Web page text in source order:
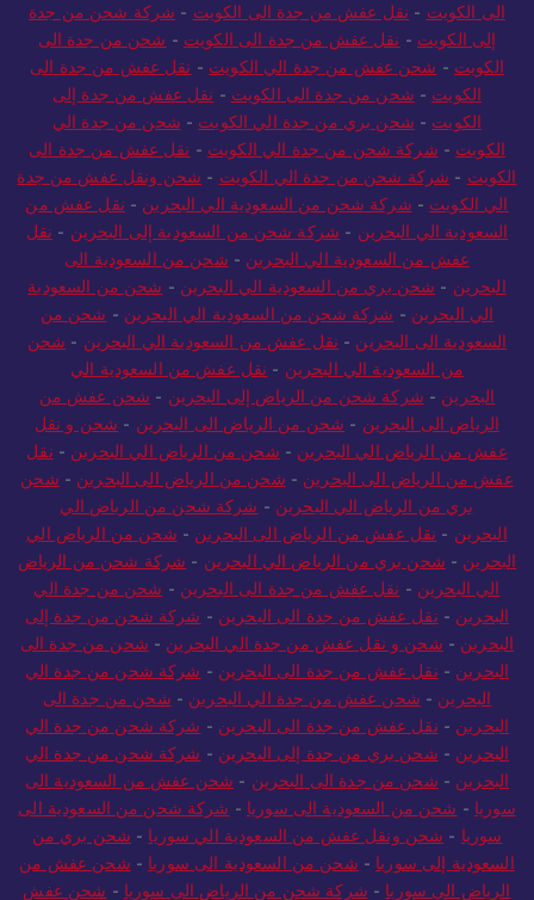
إلى الكويت-نقل عفش من جدة الى الكويت-شحن من جدة الى
الكويت-شحن عفش من جدة الي الكويت-نقل عفش من جدة الى
الكويت-شحن من جدة الى الكويت-نقل عفش من جدة إلى
الكويت-شحن بري من جدة الي الكويت-شحن من جدة الي
الكويت-شركة شحن من جدة الي الكويت-نقل عفش من جدة الى
الكويت- شركة شحن من جدة الي الكويت- شحن ونقل عفش من جدة
الي الكويت-شركة شحن من السعودية الي البحرين-نقل عفش من
السعودية الي البحرين-شركة شحن من السعودية إلى البحرين-نقل
عفش من السعودية الي البحرين-شحن من السعودية الى
البحرين-شحن بري من السعودية الي البحرين-شحن من السعودية
الي البحرين-شركة شحن من السعودية الي البحرين-شحن من
السعودية الى البحرين-نقل عفش من السعودية الي البحرين-شحن
من السعودية الي البحرين-نقل عفش من السعودية الي
البحرين-شركة شحن من الرياض إلى البحرين-شحن عفش من
الرياض الى البحرين-شحن من الرياض الى البحرين-شحن و نقل
عفش من الرياض الي البحرين-شحن من الرياض الي البحرين-نقل
عفش من الرياض الى البحرين- شحن من الرياض الى البحرين- شحن
بري من الرياض الي البحرين-شركة شحن من الرياض الي
البحرين-نقل عفش من الرياض الى البحرين-شحن من الرياض الي
البحرين-شحن بري من الرياض الي البحرين-شركة شحن من الرياض
الي البحرين-نقل عفش من جدة الى البحرين-شحن من جدة الي
البحرين-نقل عفش من جدة الى البحرين-شركة شحن من جدة إلى
البحرين- شحن و نقل عفش من جدة الي البحرين-شحن من جدة الى
البحرين -نقل عفش من جدة الى البحرين-شركة شحن من جدة الي
البحرين-شحن عفش من جدة الي البحرين-شحن من جدة الى
البحرين- نقل عفش من جدة الى البحرين-شركة شحن من جدة الي
البحرين -شحن بري من جدة إلى البحرين -شركة شحن من جدة الي
البحرين -شحن من جدة الى البحرين-شحن عفش من السعودية الى
سوريا-شحن من السعودية الى سوريا -شركة شحن من السعودية الى
سوريا -شحن ونقل عفش من السعودية الي سوريا-شحن بري من
السعودية إلى سوريا-شحن من السعودية الى سوريا-شحن عفش من
الرياض الى سوريا-شركة شحن من الرياض الى سوريا-شحن عفش
من الرياض الي سوريا-شركة شحن من الرياض الي سوريا-نقل